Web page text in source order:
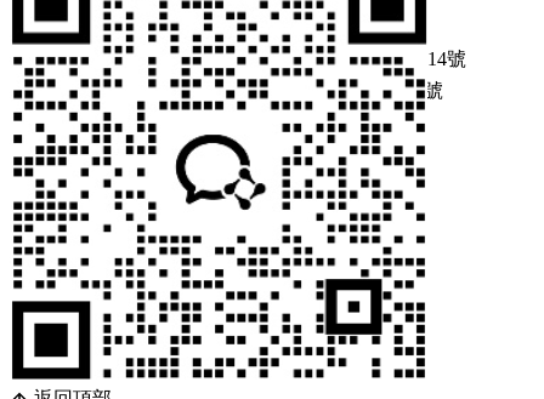
1 / 3 1 2 3
Copyright ? 2025 版權所有浙ICP備09083614號
浙公網(wǎng)安備 33010502001417號
在線(xiàn)詢(xún)價(jià)
微信詢(xún)價(jià)